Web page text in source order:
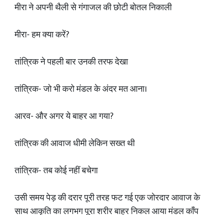
मीरा ने अपनी थैली से गंगाजल की छोटी बोतल निकाली
मीरा- हम क्या करें?
तांत्रिक ने पहली बार उनकी तरफ देखा
तांत्रिक- जो भी करो मंडल के अंदर मत आना।
आरव- और अगर ये बाहर आ गया?
तांत्रिक की आवाज धीमी लेकिन सख्त थी
तांत्रिक- तब कोई नहीं बचेगा
उसी समय पेड़ की दरार पूरी तरह फट गई एक जोरदार आवाज के
साथ आकृति का लगभग पूरा शरीर बाहर निकल आया मंडल काँप